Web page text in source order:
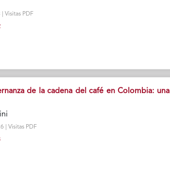
Visitas PDF
de la cadena del café en Colombia: una
| Visitas PDF